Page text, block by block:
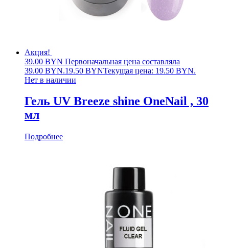
Акция!
39.00BYN Первоначальная цена составляла
39.00 BYN.19.50 BYNТекущая цена: 19.50 BYN.
Нет в наличии
Гель UV Breeze shine OneNail , 30
мл
Подробнее